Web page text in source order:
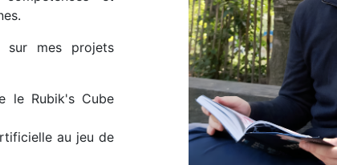
sur mes projets
le Rubik's Cube
au jeu de